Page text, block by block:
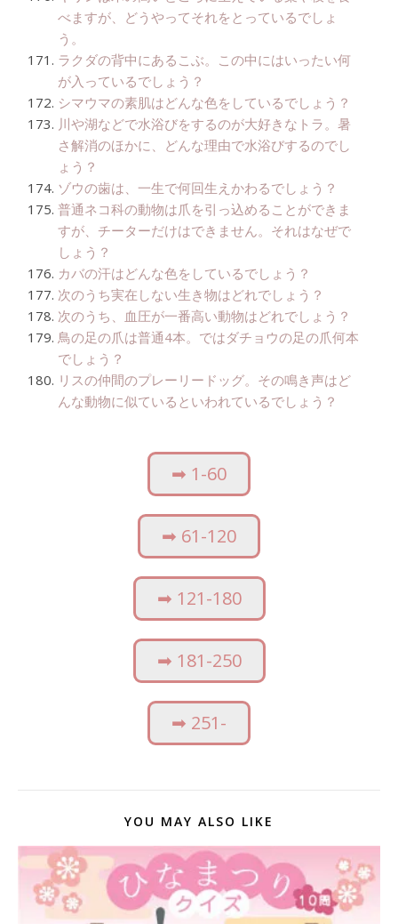
べますが、どうやってそれをとっているでしょ
う。
ラクダの背中にあるこぶ。この中にはいったい何
が入っているでしょう？
シマウマの素肌はどんな色をしているでしょう？
川や湖などで水浴びをするのが大好きなトラ。暑
さ解消のほかに、どんな理由で水浴びするのでし
ょう？
ゾウの歯は、一生で何回生えかわるでしょう？
普通ネコ科の動物は爪を引っ込めることができま
すが、チーターだけはできません。それはなぜで
しょう？
カバの汗はどんな色をしているでしょう？
次のうち実在しない生き物はどれでしょう？
次のうち、血圧が一番高い動物はどれでしょう？
鳥の足の爪は普通4本。ではダチョウの足の爪何本
でしょう？
リスの仲間のプレーリードッグ。その鳴き声はど
んな動物に似ているといわれているでしょう？
➡︎ 1-60
➡︎ 61-120
➡︎ 121-180
➡︎ 181-250
➡︎ 251-
YOU MAY ALSO LIKE